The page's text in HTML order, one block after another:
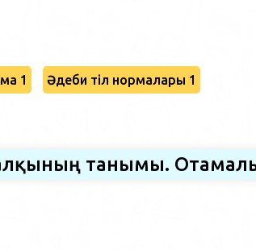
1 Әдеби тіл нормалары 1
танымы.